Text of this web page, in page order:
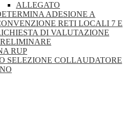
ALLEGATO
ADESIONE A
RETI LOCALI 7 E
DI VALUTAZIONE
RUP
SELEZIONE COLLAUDATORE